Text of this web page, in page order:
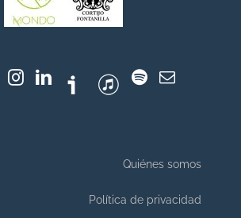
Quiénes somos
Política de privacidad